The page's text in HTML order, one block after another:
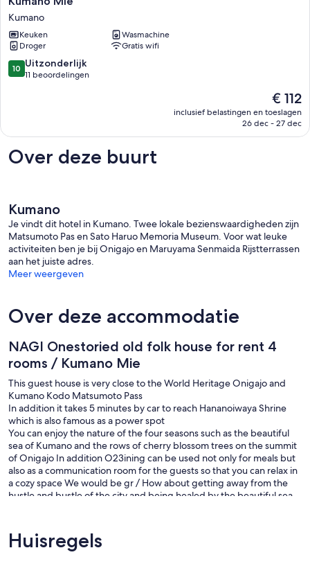
old
private
house
accommodat
/
Kumano
Keuken
Wasmachine
Droger
Gratis wifi
10.0
van
10 Uitzonderlijk
11 beoordelingen
De
prijs
is
€ 112
inclusief belastingen en toeslagen
26 dec - 27 dec
Over deze buurt
Kumano
Je vindt dit hotel in Kumano. Twee lokale bezienswaardigheden zijn
Matsumoto Pas en Sato Haruo Memoria Museum. Voor wat leuke
activiteiten ben je bij Onigajo en Maruyama Senmaida Rijstterrassen
aan het juiste adres.
Meer weergeven
Over deze accommodatie
NAGI Onestoried old folk house for rent 4
rooms / Kumano Mie
This guest house is very close to the World Heritage Onigajo and
Kumano Kodo Matsumoto Pass
In addition it takes 5 minutes by car to reach Hananoiwaya Shrine
which is also famous as a power spot
You can enjoy the nature of the four seasons such as the beautiful
sea of Kumano and the rows of cherry blossom trees on the summit
of Onigajo In addition O23ining can be used not only for meals but
also as a communication room for the guests so that you can relax in
a cozy space We would be gr / How about getting away from the
hustle and bustle of the city and being healed by the beautiful sea
private house is rented It is a detached house with two 6 tatami mat
bedrooms two community Japanesestyle rooms a kitchen a bath
Huisregels